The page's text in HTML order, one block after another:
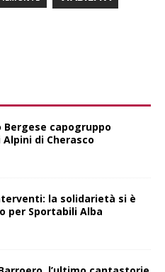
Bergese capogruppo
di Cherasco
la solidarietà si è
per Sportabili Alba